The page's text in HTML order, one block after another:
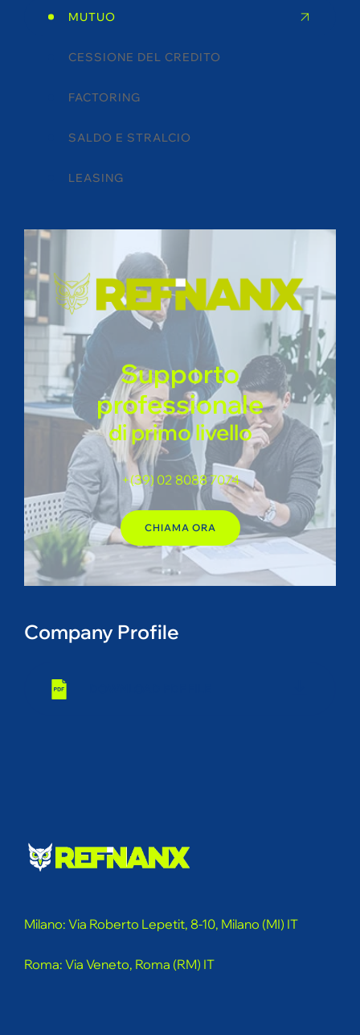
MUTUO
CESSIONE DEL CREDITO
FACTORING
SALDO E STRALCIO
LEASING
Supporto
professionale
di primo livello
+(39) 02 8088 7074
CHIAMA ORA
Company Profile
Milano: Via Roberto Lepetit, 8-10, Milano (MI) IT
Roma: Via Veneto, Roma (RM) IT